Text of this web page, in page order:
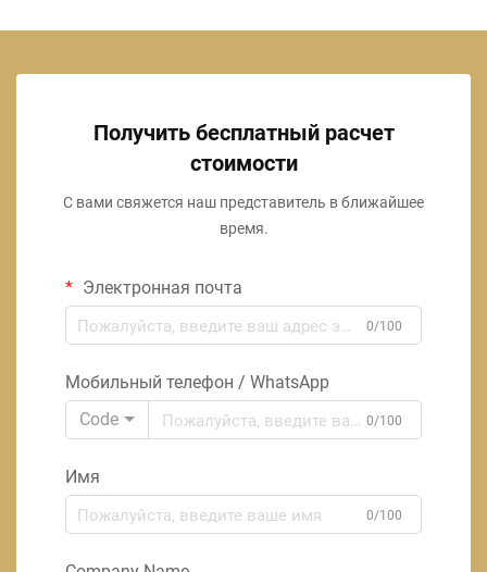
Получить бесплатный расчет
стоимости
С вами свяжется наш представитель в ближайшее
время.
Электронная почта
0/100
Мобильный телефон / WhatsApp
Code
0/100
Имя
0/100